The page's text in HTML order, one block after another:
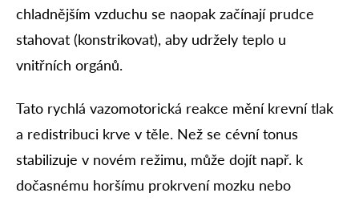
chladnějším vzduchu se naopak začínají prudce
stahovat (konstrikovat), aby udržely teplo u
vnitřních orgánů.
Tato rychlá vazomotorická reakce mění krevní tlak
a redistribuci krve v těle. Než se cévní tonus
stabilizuje v novém režimu, může dojít např. k
dočasnému horšímu prokrvení mozku nebo